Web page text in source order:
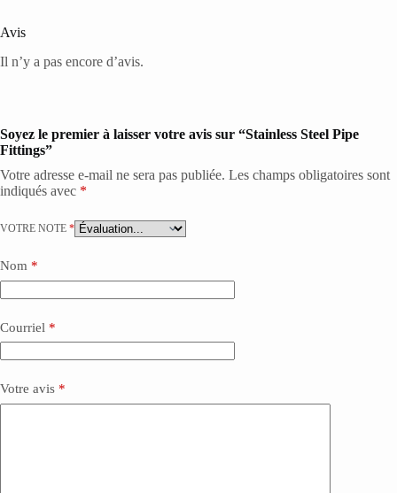
Avis
Il n’y a pas encore d’avis.
Soyez le premier à laisser votre avis sur “Stainless Steel Pipe
Fittings”
Votre adresse e-mail ne sera pas publiée. Les champs obligatoires sont
indiqués avec *
VOTRE NOTE *
Nom *
Courriel *
Votre avis *